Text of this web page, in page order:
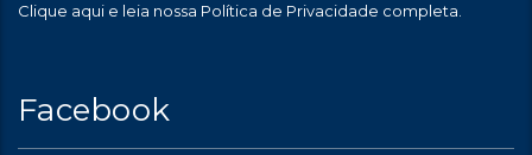
Clique aqui e leia nossa Política de Privacidade completa.
Facebook